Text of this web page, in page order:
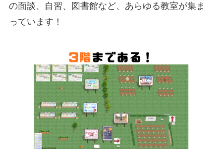
の面談、自習、図書館など、あらゆる教室が集ま
っています！